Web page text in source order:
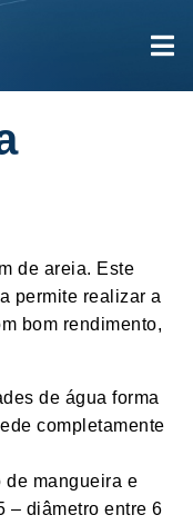
de areia. Este
permite realizar a
bom rendimento,
de água forma
completamente
de mangueira e
– diâmetro entre 6